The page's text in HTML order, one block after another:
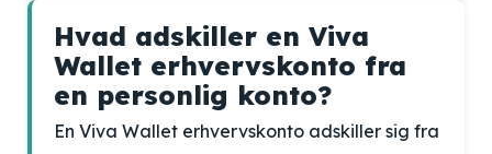
Hvad adskiller en Viva
Wallet erhvervskonto fra
en personlig konto?
En Viva Wallet erhvervskonto adskiller sig fra